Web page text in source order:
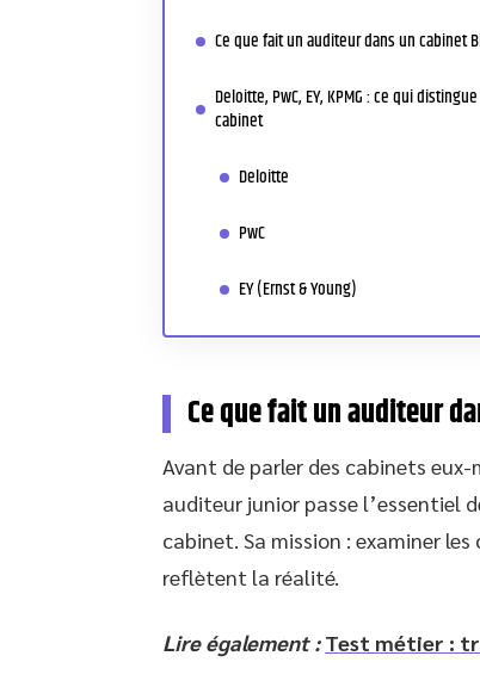
Ce que fait un auditeur dans un cabinet
Deloitte, PwC, EY, KPMG : ce qui
cabinet
Deloitte
PwC
EY (Ernst & Young)
Ce que fait un auditeur
Avant de parler des cabinets
auditeur junior passe l’essentiel
cabinet. Sa mission : examiner
reflètent la réalité.
Lire également : Test métier :